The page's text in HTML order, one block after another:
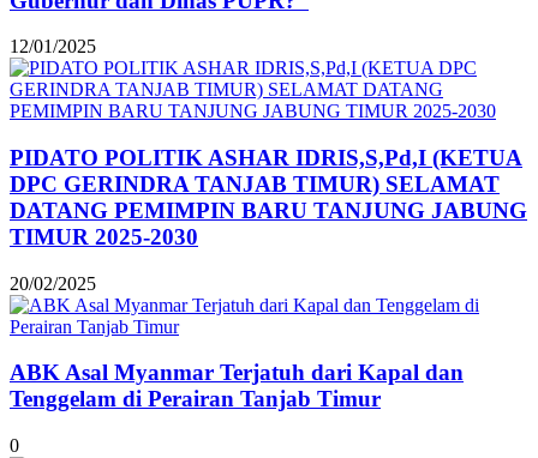
12/01/2025
PIDATO POLITIK ASHAR IDRIS,S,Pd,I (KETUA
DPC GERINDRA TANJAB TIMUR) SELAMAT
DATANG PEMIMPIN BARU TANJUNG JABUNG
TIMUR 2025-2030
20/02/2025
ABK Asal Myanmar Terjatuh dari Kapal dan
Tenggelam di Perairan Tanjab Timur
0